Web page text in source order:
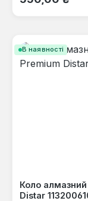
В наявності
Коло алмазний
Distar